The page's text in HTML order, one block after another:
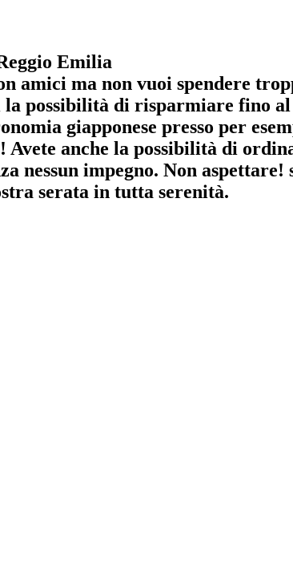
Emilia
amici ma non vuoi spendere
possibilità di risparmiare fino al
giapponese presso per
anche la possibilità di
nessun impegno. Non
serata in tutta serenità.